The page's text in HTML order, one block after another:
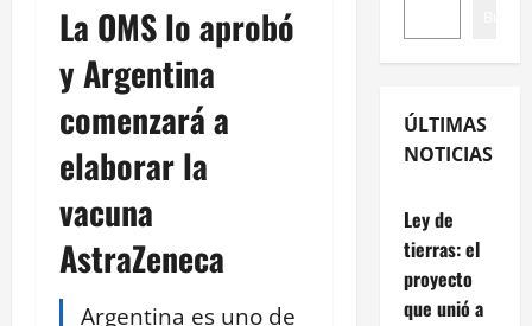
La OMS lo aprobó
y Argentina
comenzará a
elaborar la
vacuna
AstraZeneca
Argentina es uno de
ÚLTIMAS
NOTICIAS
Ley de
tierras: el
proyecto
que unió a